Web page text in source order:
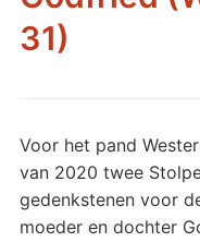
31)
Voor het pand
van 2020 twee
gedenkstenen voor
moeder en dochter